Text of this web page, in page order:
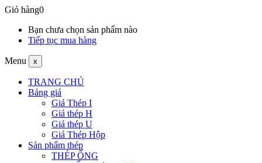
Giỏ hàng0
Bạn chưa chọn sản phẩm nào
Tiếp tục mua hàng
Menu x
TRANG CHỦ
Bảng giá
Giá Thép I
Giá thép H
Giá thép U
Giá Thép Hộp
Sản phẩm thép
THÉP ỐNG